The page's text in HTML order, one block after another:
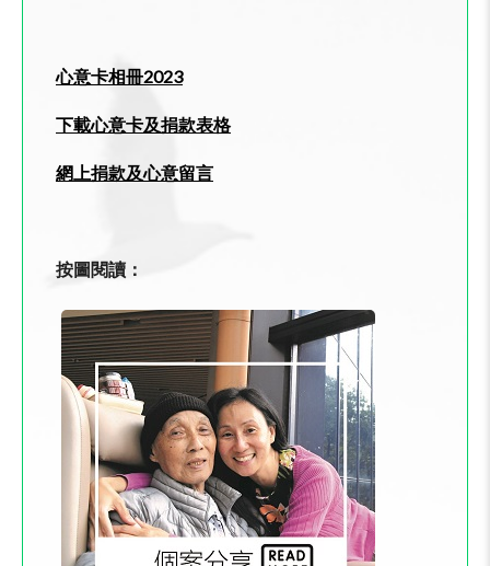
心意卡相冊2023
下載心意卡及捐款表格
網上捐款及心意留言
按圖閱讀：